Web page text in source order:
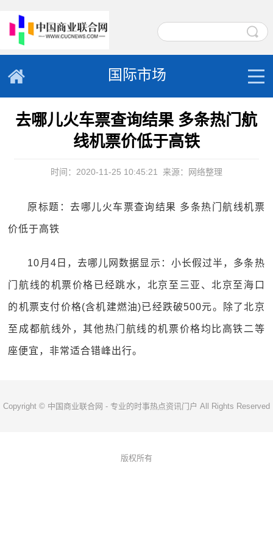
国际市场
去哪儿火车票查询结果 多条热门航
线机票价低于高铁
时间：2020-11-25 10:45:21 来源：网络整理
原标题：去哪儿火车票查询结果 多条热门航线机票
价低于高铁
10月4日，去哪儿网数据显示：小长假过半，多条热
门航线的机票价格已经跳水，北京至三亚、北京至海口
的机票支付价格(含机建燃油)已经跌破500元。除了北京
至成都航线外，其他热门航线的机票价格均比高铁二等
座便宜，非常适合错峰出行。
Copyright © 中国商业联合网 - 专业的时事热点资讯门户 All Rights Reserved
版权所有